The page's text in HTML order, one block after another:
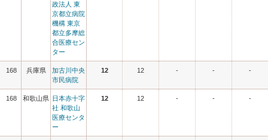
政法人 東
京都立病院
機構 東京
都立多摩総
合医療セン
ター
168 兵庫県
加古川中央
市民病院
12 12 - - -
168 和歌山県 日本赤十字
社 和歌山
医療センタ
ー
12 12 - - -